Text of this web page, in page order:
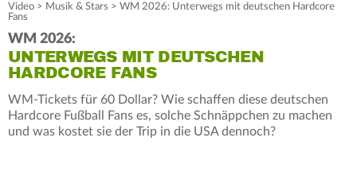
Video > Musik & Stars > WM 2026: Unterwegs mit deutschen Hardcore
Fans
WM 2026:
UNTERWEGS MIT DEUTSCHEN
HARDCORE FANS
WM-Tickets für 60 Dollar? Wie schaffen diese deutschen
Hardcore Fußball Fans es, solche Schnäppchen zu machen
und was kostet sie der Trip in die USA dennoch?